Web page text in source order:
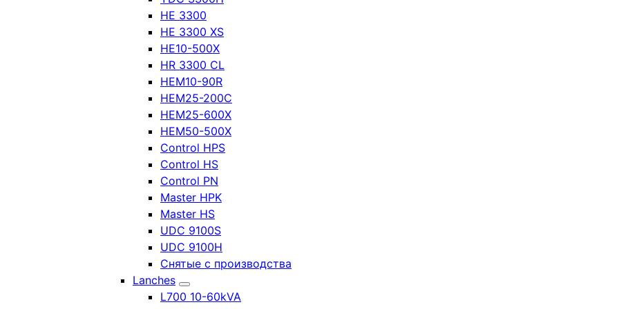
HE 3300
HE 3300 XS
HE10-500X
HR 3300 CL
HEM10-90R
HEM25-200C
HEM25-600X
HEM50-500X
Control HPS
Control HS
Control PN
Master HPK
Master HS
UDC 9100S
UDC 9100H
Снятые с производства
Lanches
L700 10-60kVA